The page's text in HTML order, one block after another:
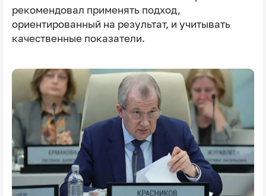
рекомендовал применять подход,
ориентированный на результат, и учитывать
качественные показатели.